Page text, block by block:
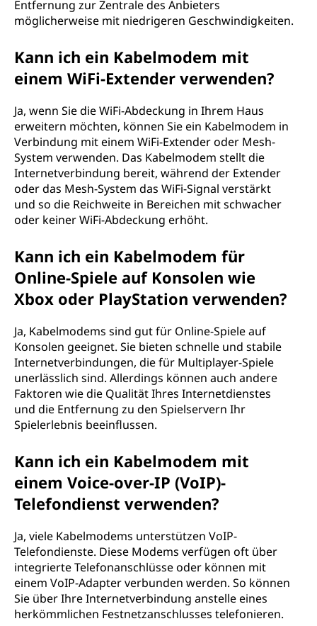
Entfernung zur Zentrale des Anbieters
möglicherweise mit niedrigeren Geschwindigkeiten.
Kann ich ein Kabelmodem mit
einem WiFi-Extender verwenden?
Ja, wenn Sie die WiFi-Abdeckung in Ihrem Haus
erweitern möchten, können Sie ein Kabelmodem in
Verbindung mit einem WiFi-Extender oder Mesh-
System verwenden. Das Kabelmodem stellt die
Internetverbindung bereit, während der Extender
oder das Mesh-System das WiFi-Signal verstärkt
und so die Reichweite in Bereichen mit schwacher
oder keiner WiFi-Abdeckung erhöht.
Kann ich ein Kabelmodem für
Online-Spiele auf Konsolen wie
Xbox oder PlayStation verwenden?
Ja, Kabelmodems sind gut für Online-Spiele auf
Konsolen geeignet. Sie bieten schnelle und stabile
Internetverbindungen, die für Multiplayer-Spiele
unerlässlich sind. Allerdings können auch andere
Faktoren wie die Qualität Ihres Internetdienstes
und die Entfernung zu den Spielservern Ihr
Spielerlebnis beeinflussen.
Kann ich ein Kabelmodem mit
einem Voice-over-IP (VoIP)-
Telefondienst verwenden?
Ja, viele Kabelmodems unterstützen VoIP-
Telefondienste. Diese Modems verfügen oft über
integrierte Telefonanschlüsse oder können mit
einem VoIP-Adapter verbunden werden. So können
Sie über Ihre Internetverbindung anstelle eines
herkömmlichen Festnetzanschlusses telefonieren.